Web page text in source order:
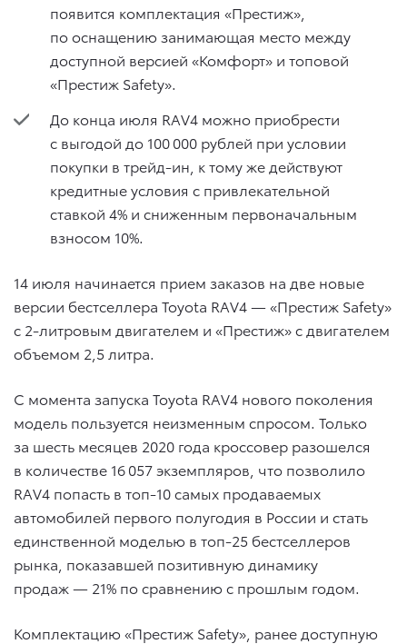
появится комплектация «Престиж»,
по оснащению занимающая место между
доступной версией «Комфорт» и топовой
«Престиж Safety».
До конца июля RAV4 можно приобрести
с выгодой до 100 000 рублей при условии
покупки в трейд-ин, к тому же действуют
кредитные условия с привлекательной
ставкой 4% и сниженным первоначальным
взносом 10%.
14 июля начинается прием заказов на две новые
версии бестселлера Toyota RAV4 — «Престиж Safety»
с 2-литровым двигателем и «Престиж» с двигателем
объемом 2,5 литра.
С момента запуска Toyota RAV4 нового поколения
модель пользуется неизменным спросом. Только
за шесть месяцев 2020 года кроссовер разошелся
в количестве 16 057 экземпляров, что позволило
RAV4 попасть в топ-10 самых продаваемых
автомобилей первого полугодия в России и стать
единственной моделью в топ-25 бестселлеров
рынка, показавшей позитивную динамику
продаж — 21% по сравнению с прошлым годом.
Комплектацию «Престиж Safety», ранее доступную